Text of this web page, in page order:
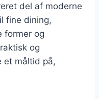
del af moderne
fine dining,
former og
og
et måltid på,